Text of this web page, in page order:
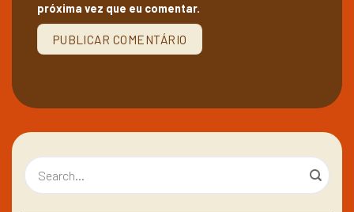
próxima vez que eu comentar.